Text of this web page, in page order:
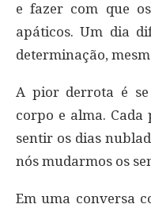
e fazer com que
apáticos. Um dia
determinação,
A pior derrota é
corpo e alma. Cada
sentir os dias
nós mudarmos os
Em uma conversa